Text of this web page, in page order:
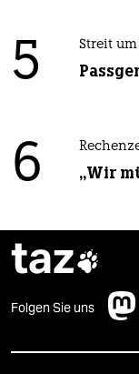
5 Streit
6 „Wir
taz
Folgen Sie uns